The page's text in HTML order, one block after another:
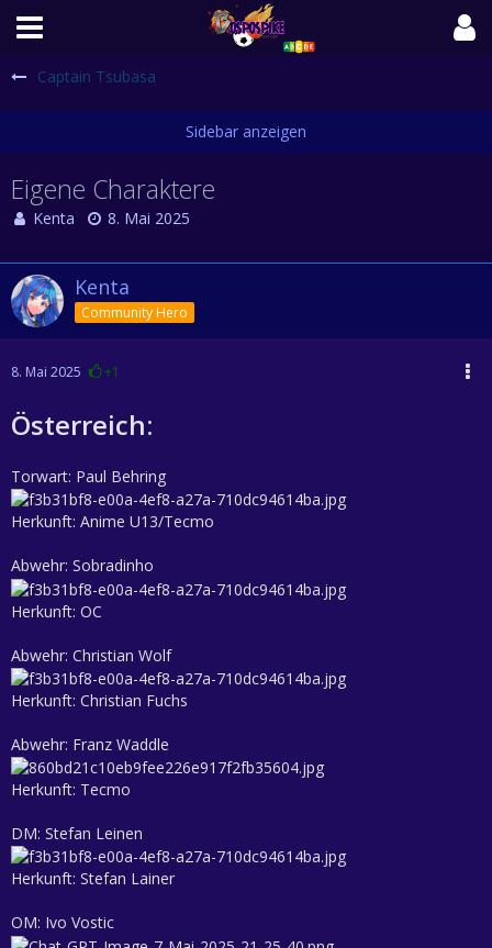
Captain Tsubasa
Eigene Charaktere
Kenta 8. Mai 2025
Kenta
Community Hero
8. Mai 2025 +1
Österreich:
Torwart: Paul Behring
Herkunft: Anime U13/Tecmo
Abwehr: Sobradinho
Herkunft: OC
Abwehr: Christian Wolf
Herkunft: Christian Fuchs
Abwehr: Franz Waddle
Herkunft: Tecmo
DM: Stefan Leinen
Herkunft: Stefan Lainer
OM: Ivo Vostic